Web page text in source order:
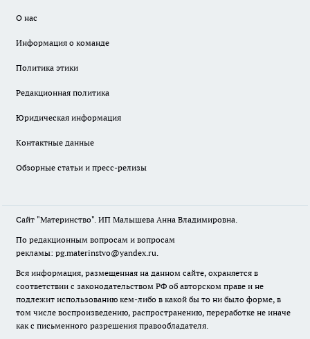
О нас
Информация о команде
Политика этики
Редакционная политика
Юридическая информация
Контактные данные
Обзорные статьи и пресс-релизы
Сайт "Материнство". ИП Малышева Анна Владимировна.
По редакционным вопросам и вопросам
рекламы: pg.materinstvo@yandex.ru.
Вся информация, размещенная на данном сайте, охраняется в
соответствии с законодательством РФ об авторском праве и не
подлежит использованию кем-либо в какой бы то ни было форме, в
том числе воспроизведению, распространению, переработке не иначе
как с письменного разрешения правообладателя.